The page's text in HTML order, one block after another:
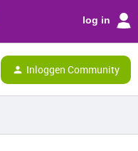
log in
Inloggen Community